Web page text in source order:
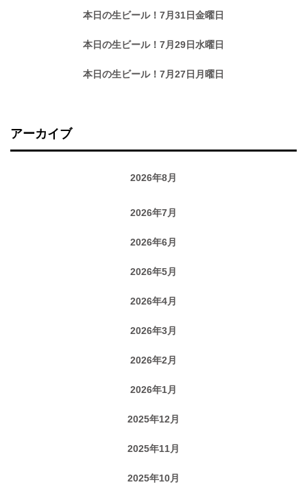
本日の生ビール！7月31日金曜日
本日の生ビール！7月29日水曜日
本日の生ビール！7月27日月曜日
アーカイブ
2026年8月
2026年7月
2026年6月
2026年5月
2026年4月
2026年3月
2026年2月
2026年1月
2025年12月
2025年11月
2025年10月